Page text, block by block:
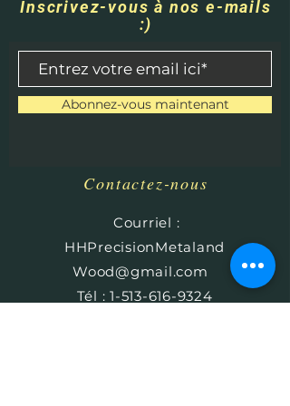
Inscrivez-vous à nos e-mails
:)
Abonnez-vous maintenant
Contactez-nous
Courriel :
HHPrecisionMetaland
Wood@gmail.com
Tél : 1-513-616-9324